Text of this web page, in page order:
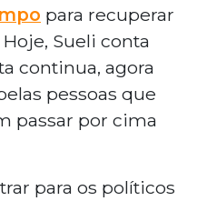
para recuperar
Sueli conta
continua, agora
pessoas que
passar por cima
para os políticos